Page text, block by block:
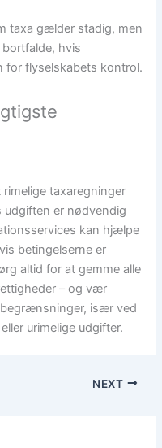
taxa gælder stadig, men
hvis
for flyselskabets kontrol.
taxaregninger
er nødvendig
kan hjælpe
betingelserne er
altid for at gemme alle
– og vær
især ved
urimelige udgifter.
NEXT